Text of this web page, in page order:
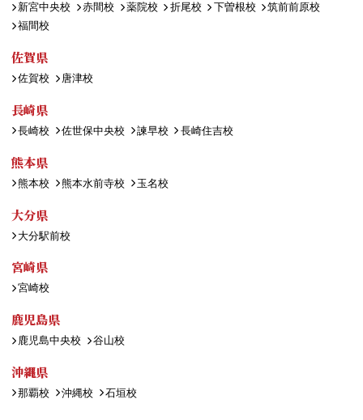
新宮中央校
赤間校 薬院校 折尾校 下曽根校
筑前前原校
福間校
佐賀県
佐賀校 唐津校
長崎県
長崎校 佐世保中央校 諫早校 長崎住吉校
熊本県
熊本校 熊本水前寺校 玉名校
大分県
大分駅前校
宮崎県
宮崎校
鹿児島県
鹿児島中央校 谷山校
沖縄県
那覇校 沖縄校 石垣校